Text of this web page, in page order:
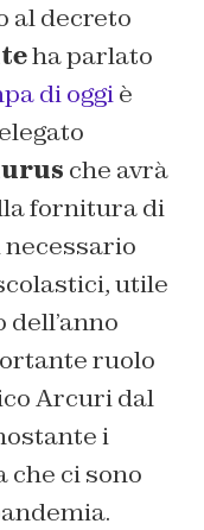
al decreto
ha parlato
di oggiè
che avrà
fornitura di
necessario
utile
dell’anno
ruolo
Arcuri dal
i
ci sono